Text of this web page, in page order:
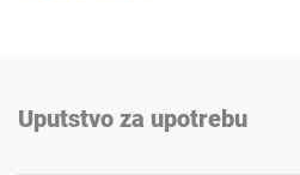
Uputstvo za upotrebu